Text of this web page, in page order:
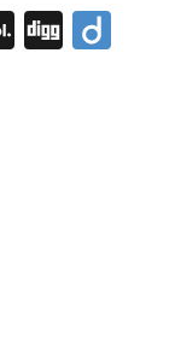
AOL
Mail
Digg